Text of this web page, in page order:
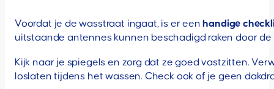
Voordat je de wasstraat ingaat, is er eenhandige
uitstaande antennes kunnen beschadigd raken door
Kijk naar je spiegels en zorg dat ze goed vastzitten.
loslaten tijdens het wassen. Check ook of je geen